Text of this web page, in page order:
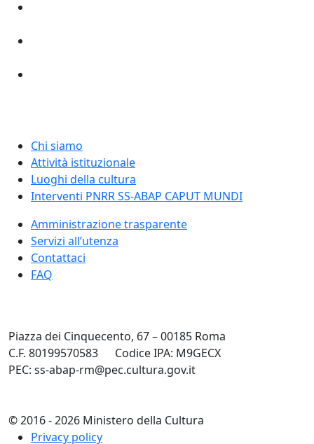
Chi siamo
Attività istituzionale
Luoghi della cultura
Interventi PNRR SS-ABAP CAPUT MUNDI
Amministrazione trasparente
Servizi all’utenza
Contattaci
FAQ
Piazza dei Cinquecento, 67 – 00185 Roma
C.F. 80199570583
Codice IPA: M9GECX
PEC: ss-abap-rm@pec.cultura.gov.it
© 2016 - 2026 Ministero della Cultura
Privacy policy